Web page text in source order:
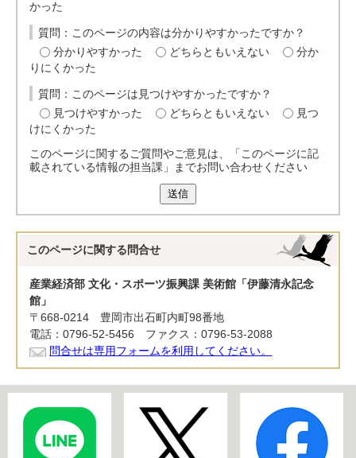
かった
質問：このページの内容は分かりやすかったですか？
分かりやすかった
どちらともいえない
分か
りにくかった
質問：このページは見つけやすかったですか？
見つけやすかった
どちらともいえない
見つ
けにくかった
このページに関するご質問やご意見は、「このページに記
載されている情報の担当課」までお問い合わせください
送信
このページに関する 問合せ
産業経済部 文化・スポーツ振興課 美術館「伊藤清永記念
館」
〒668-0214 豊岡市出石町内町98番地
電話：0796-52-5456 ファクス：0796-53-2088
問合せは専用フォームを利用してください。